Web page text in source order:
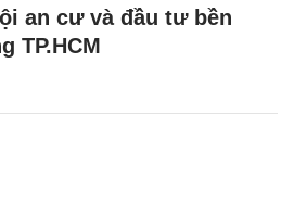
an cư và đầu tư bền
TP.HCM